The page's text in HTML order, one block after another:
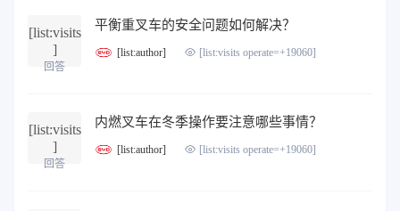
[list:visits
]
回答
平衡重叉车的安全问题如何解决？
[list:author] [list:visits operate=+19060]
[list:visits
]
回答
内燃叉车在冬季操作要注意哪些事情？
[list:author] [list:visits operate=+19060]